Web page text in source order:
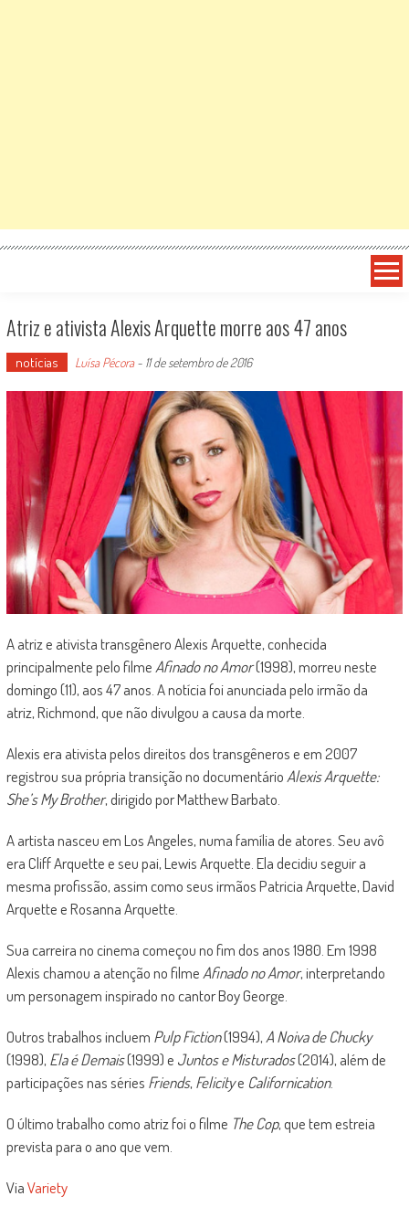
Atriz e ativista Alexis Arquette morre aos 47 anos
notícias Luísa Pécora- 11 de setembro de 2016
A atriz e ativista transgênero Alexis Arquette, conhecida
principalmente pelo filme Afinado no Amor(1998), morreu neste
domingo (11), aos 47 anos. A notícia foi anunciada pelo irmão da
atriz, Richmond, que não divulgou a causa da morte.
Alexis era ativista pelos direitos dos transgêneros e em 2007
registrou sua própria transição no documentário Alexis Arquette:
She’s My Brother, dirigido por Matthew Barbato.
A artista nasceu em Los Angeles, numa família de atores. Seu avô
era Cliff Arquette e seu pai, Lewis Arquette. Ela decidiu seguir a
mesma profissão, assim como seus irmãos Patricia Arquette, David
Arquette e Rosanna Arquette.
Sua carreira no cinema começou no fim dos anos 1980. Em 1998
Alexis chamou a atenção no filme Afinado no Amor, interpretando
um personagem inspirado no cantor Boy George.
Outros trabalhos incluem Pulp Fiction(1994), A Noiva de Chucky
(1998), Ela é Demais(1999) e Juntos e Misturados(2014), além de
participações nas séries Friends, Felicitye Californication.
O último trabalho como atriz foi o filme The Cop, que tem estreia
prevista para o ano que vem.
ViaVariety